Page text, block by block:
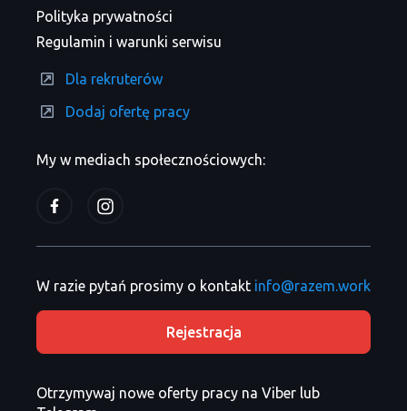
My w mediach społecznościowych:
Polityka prywatności
Regulamin i warunki serwisu
Dla rekruterów
Dodaj ofertę pracy
W razie pytań prosimy o kontakt info@razem.work
Rejestracja
Otrzymywaj nowe oferty pracy na Viber lub